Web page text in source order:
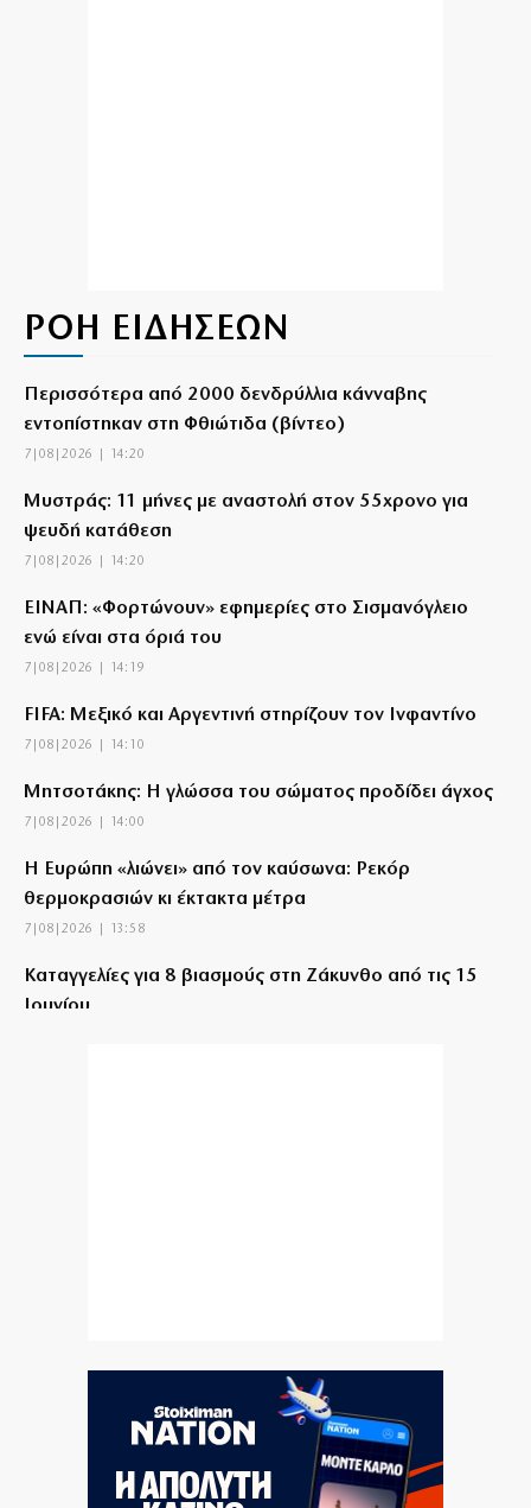
ΡΟΗ ΕΙΔΗΣΕΩΝ
Περισσότερα από 2000 δενδρύλλια κάνναβης
εντοπίστηκαν στη Φθιώτιδα (βίντεο)
7|08|2026 | 14:20
Μυστράς: 11 μήνες με αναστολή στον 55χρονο για
ψευδή κατάθεση
7|08|2026 | 14:20
ΕΙΝΑΠ: «Φορτώνουν» εφημερίες στο Σισμανόγλειο
ενώ είναι στα όριά του
7|08|2026 | 14:19
FIFA: Μεξικό και Αργεντινή στηρίζουν τον Ινφαντίνο
7|08|2026 | 14:10
Μητσοτάκης: Η γλώσσα του σώματος προδίδει άγχος
7|08|2026 | 14:00
Η Ευρώπη «λιώνει» από τον καύσωνα: Ρεκόρ
θερμοκρασιών κι έκτακτα μέτρα
7|08|2026 | 13:58
Καταγγελίες για 8 βιασμούς στη Ζάκυνθο από τις 15
Ιουνίου
Έπεσε ο πληθωρισμός, αλλά ενοίκια και καύσιμα
«καίνε» τα νοικοκυριά
7|08|2026 | 12:57
Μαθητής άνοιξε πυρ σε σχολείο της Ταϊλάνδης: 8